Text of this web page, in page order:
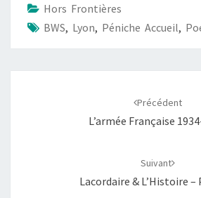
Hors Frontières
BWS, Lyon, Péniche Accueil,
Précédent
L’armée Française
Suivant
Lacordaire & L’Histoire –